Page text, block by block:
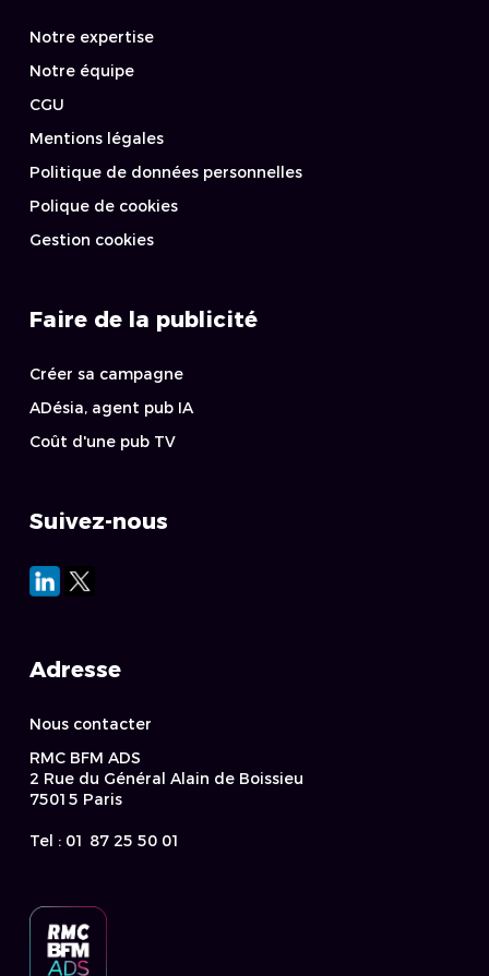
Notre expertise
Notre équipe
CGU
Mentions légales
Politique de données personnelles
Polique de cookies
Gestion cookies
Faire de la publicité
Créer sa campagne
ADésia, agent pub IA
Coût d'une pub TV
Suivez-nous
Adresse
Nous contacter
RMC BFM ADS
2 Rue du Général Alain de Boissieu
75015 Paris
Tel : 01 87 25 50 01